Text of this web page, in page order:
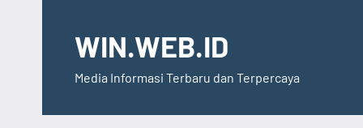
contentWIN.WEB.ID
Media Informasi Terbaru dan Terpercaya